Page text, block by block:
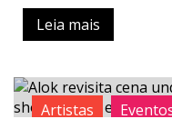
Leia mais
Artistas